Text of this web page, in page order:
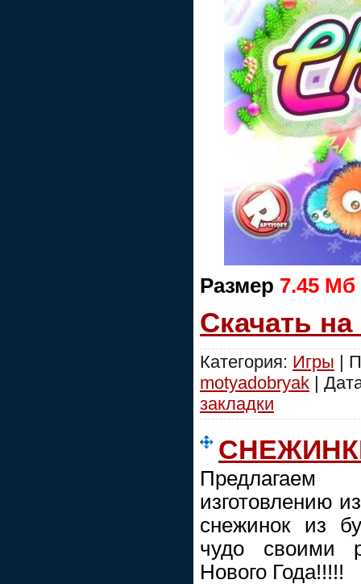
Размер 7.45 Мб
Скачать
Категория: Игры |
motyadobryak |
закладки
изготовлению
снежинок из
чудо своими
Нового Года!!!!!